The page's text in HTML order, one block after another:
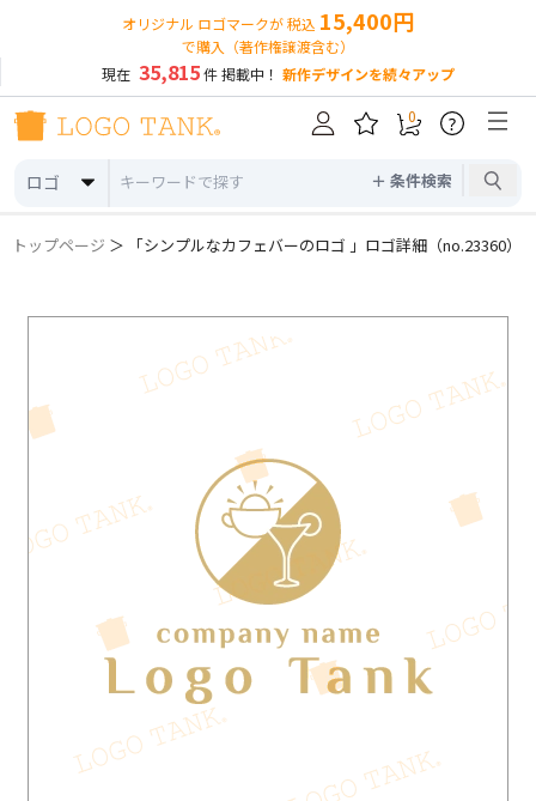
オリジナル ロゴマークが 税込 15,400円
で購入（著作権譲渡含む）
現在 35,815件 掲載中！ 新作デザインを続々アップ
ロゴ ＋ 条件検索
0 ?
トップページ ＞ 「シンプルなカフェバーのロゴ 」ロゴ詳細（no.23360）